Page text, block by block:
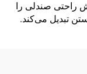
صندلی را
تبدیل می‌کند.